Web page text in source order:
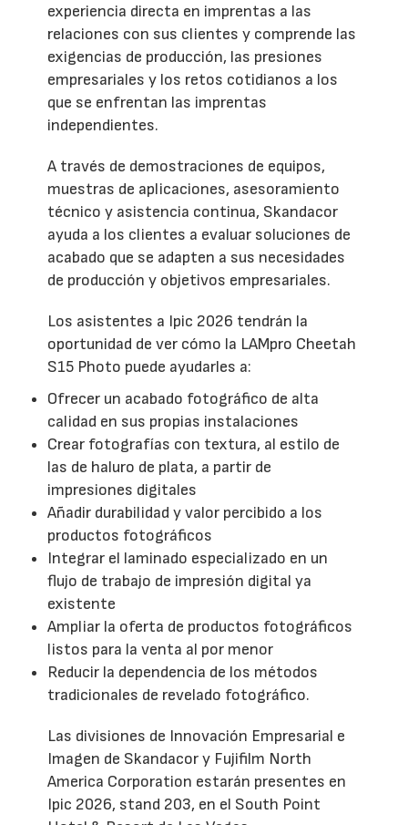
experiencia directa en imprentas a las
relaciones con sus clientes y comprende las
exigencias de producción, las presiones
empresariales y los retos cotidianos a los
que se enfrentan las imprentas
independientes.
A través de demostraciones de equipos,
muestras de aplicaciones, asesoramiento
técnico y asistencia continua, Skandacor
ayuda a los clientes a evaluar soluciones de
acabado que se adapten a sus necesidades
de producción y objetivos empresariales.
Los asistentes a Ipic 2026 tendrán la
oportunidad de ver cómo la LAMpro Cheetah
S15 Photo puede ayudarles a:
Ofrecer un acabado fotográfico de alta
calidad en sus propias instalaciones
Crear fotografías con textura, al estilo de
las de haluro de plata, a partir de
impresiones digitales
Añadir durabilidad y valor percibido a los
productos fotográficos
Integrar el laminado especializado en un
flujo de trabajo de impresión digital ya
existente
Ampliar la oferta de productos fotográficos
listos para la venta al por menor
Reducir la dependencia de los métodos
tradicionales de revelado fotográfico.
Las divisiones de Innovación Empresarial e
Imagen de Skandacor y Fujifilm North
America Corporation estarán presentes en
Ipic 2026, stand 203, en el South Point